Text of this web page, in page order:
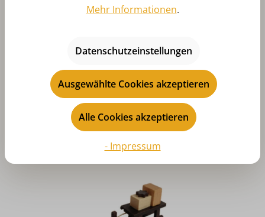
Produktgalerie überspringen
Das könnte Ihnen auch gefallen
Mehr Informationen.
Datenschutzeinstellungen
Ausgewählte Cookies akzeptieren
Alle Cookies akzeptieren
- Impressum